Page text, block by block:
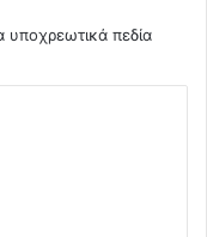
υποχρεωτικά πεδία